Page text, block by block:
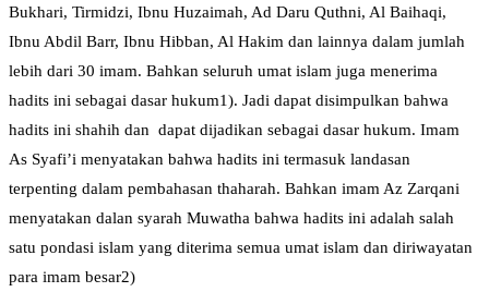
Bukhari, Tirmidzi, Ibnu Huzaimah, Ad Daru Quthni, Al Baihaqi,
Ibnu Abdil Barr, Ibnu Hibban, Al Hakim dan lainnya dalam jumlah
lebih dari 30 imam. Bahkan seluruh umat islam juga menerima
hadits ini sebagai dasar hukum1). Jadi dapat disimpulkan bahwa
hadits ini shahih dan dapat dijadikan sebagai dasar hukum. Imam
As Syafi’i menyatakan bahwa hadits ini termasuk landasan
terpenting dalam pembahasan thaharah. Bahkan imam Az Zarqani
menyatakan dalan syarah Muwatha bahwa hadits ini adalah salah
satu pondasi islam yang diterima semua umat islam dan diriwayatan
para imam besar2)